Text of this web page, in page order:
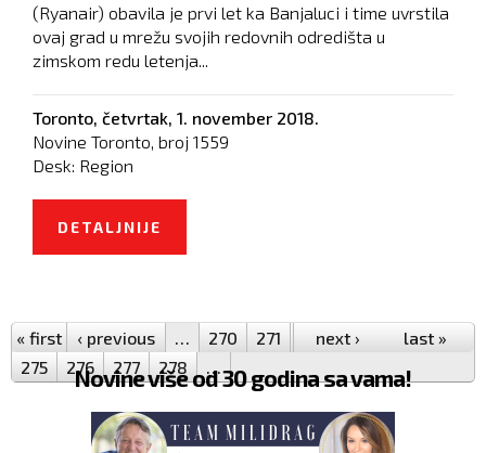
(Ryanair) obavila je prvi let ka Banjaluci i time uvrstila
ovaj grad u mrežu svojih redovnih odredišta u
zimskom redu letenja...
Toronto, četvrtak, 1. november 2018.
Novine Toronto, broj 1559
Desk: Region
DETALJNIJE
« first ‹ previous 270 271 272 273
274
275
276 277 278 …
next › last »
Novine više od 30 godina sa vama!